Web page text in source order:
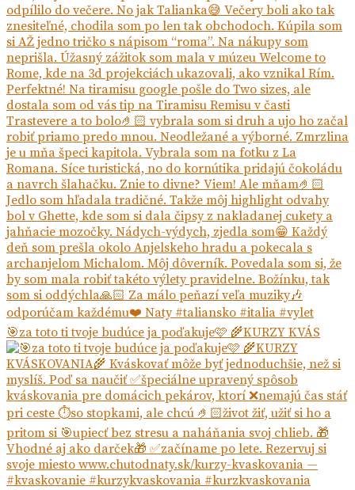
🎯za toto ti tvoje budúce ja poďakuje🩷 🌾KURZY KVÁS